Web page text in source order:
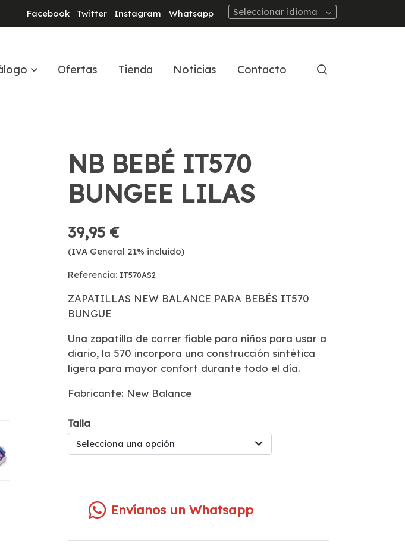
Facebook Twitter Instagram Whatsapp Seleccionar idioma
Ofertas Tienda Noticias Contacto
NB BEBÉ IT570
BUNGEE LILAS
39,95 €
(IVA General 21% incluido)
Referencia: IT570AS2
ZAPATILLAS NEW BALANCE PARA BEBÉS IT570
BUNGUE
Una zapatilla de correr fiable para niños para usar a
diario, la 570 incorpora una construcción sintética
ligera para mayor confort durante todo el día.
Fabricante: New Balance
Talla
Selecciona una opción
Envíanos un Whatsapp